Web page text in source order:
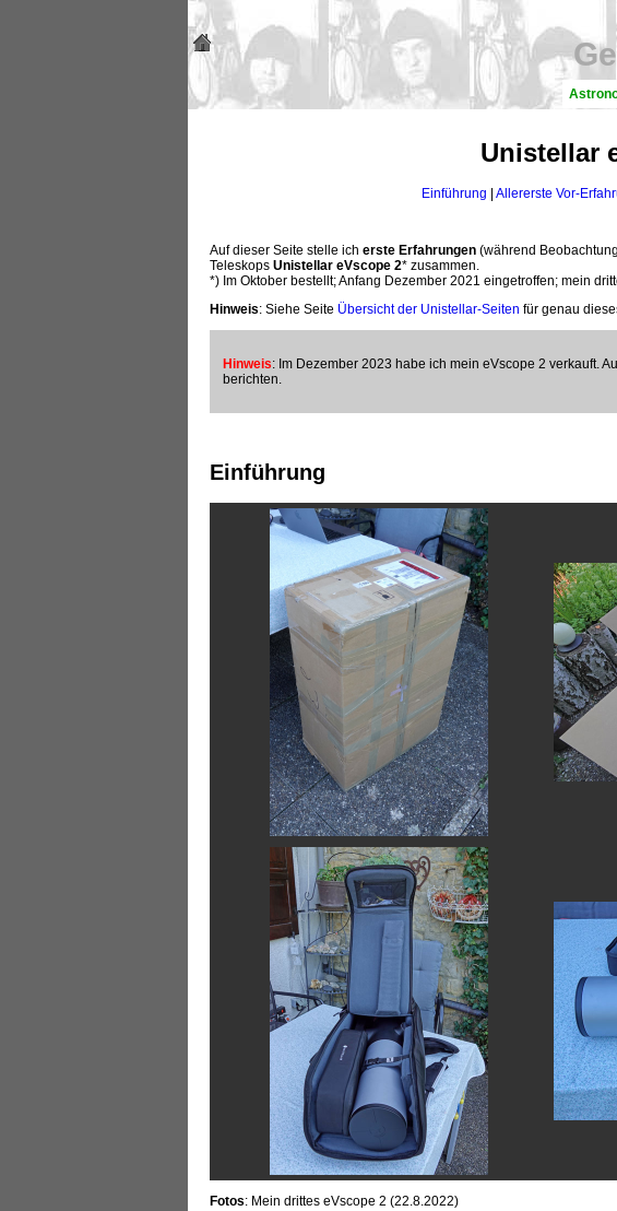
Unistellar
Einführung Allererste Vor-
Auf dieser Seite stelle ich erste Erfahrungen (während
Teleskops Unistellar eVscope 2* zusammen.
*) Im Oktober bestellt; Anfang Dezember 2021 eingetroffen; mein
Hinweis: Siehe Seite Übersicht der Unistellar-Seiten für genau
Hinweis: Im Dezember 2023 habe ich mein eVscope 2 verkauft.
berichten.
Einführung
Fotos: Mein drittes eVscope 2 (22.8.2022)